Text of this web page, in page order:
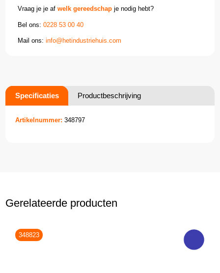
Vraag je je afwelk gereedschap je nodig hebt?
Bel ons:0228 53 00 40
Mail ons:info@hetindustriehuis.com
Specificaties Productbeschrijving
Artikelnummer: 348797
Gerelateerde producten
348823